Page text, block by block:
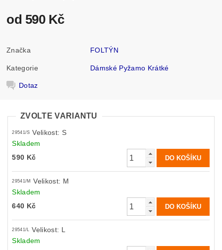
od 590 Kč
Značka FOLTÝN
Kategorie Dámské Pyžamo Krátké
Dotaz
ZVOLTE VARIANTU
29541/S Velikost: S
Skladem
590 Kč
29541/M
Velikost: M
Skladem
640 Kč
29541/L Velikost: L
Skladem